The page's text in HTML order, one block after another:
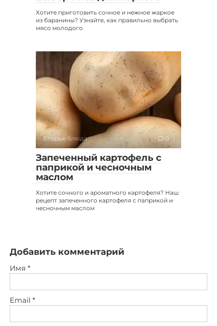
Хотите приготовить сочное и нежное жаркое
из баранины? Узнайте, как правильно выбрать
мясо молодого
Вторые блюда 0
Запеченный картофель с
паприкой и чесночным
маслом
Хотите сочного и ароматного картофеля? Наш
рецепт запеченного картофеля с паприкой и
чесночным маслом
Добавить комментарий
Имя *
Email *